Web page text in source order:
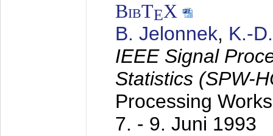
BibTEX
B. Jelonnek, K.-
IEEE Signal
Statistics (SPW-
Processing
7. - 9. Juni 1993